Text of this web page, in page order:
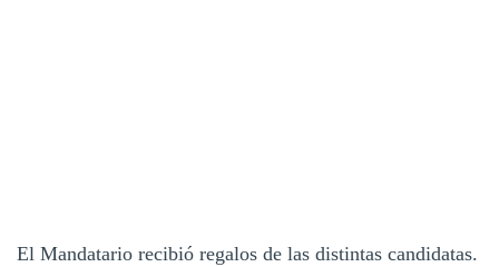
El Mandatario recibió regalos de las distintas candidatas.